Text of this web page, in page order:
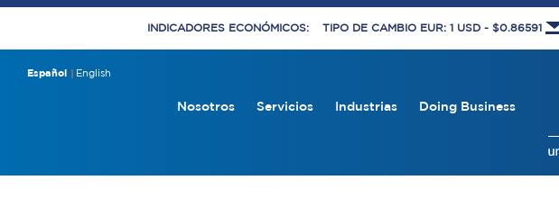
INDICADORES ECONÓMICOS: TIPO DE CAMBIO EUR: 1 USD - $0.86591
Español English
Nosotros Servicios Industrias Doing Business